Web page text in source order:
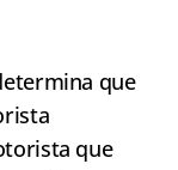
que
que